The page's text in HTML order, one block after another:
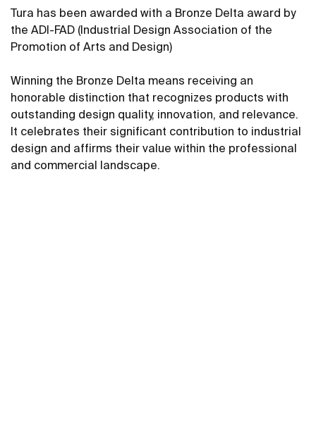
Tura has been awarded with a Bronze Delta award by
the ADI-FAD (Industrial Design Association of the
Promotion of Arts and Design)
Winning the Bronze Delta means receiving an
honorable distinction that recognizes products with
outstanding design quality, innovation, and relevance.
It celebrates their significant contribution to industrial
design and affirms their value within the professional
and commercial landscape.